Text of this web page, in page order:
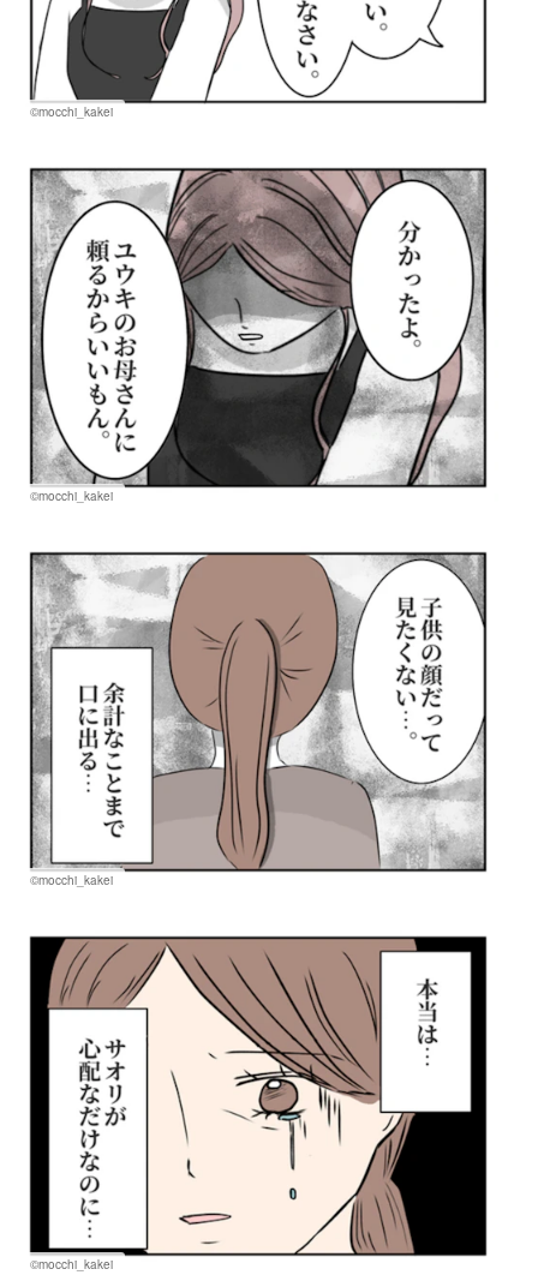
©mocchi_kakei
©mocchi_kakei
©mocchi_kakei
©mocchi_kakei